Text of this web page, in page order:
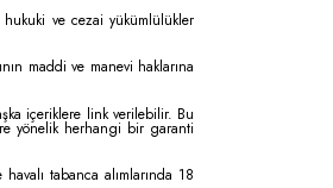
ve cezai yükümlülükler
maddi ve manevi haklarına
içeriklere link verilebilir. Bu
yönelik herhangi bir garanti
tabanca alımlarında 18